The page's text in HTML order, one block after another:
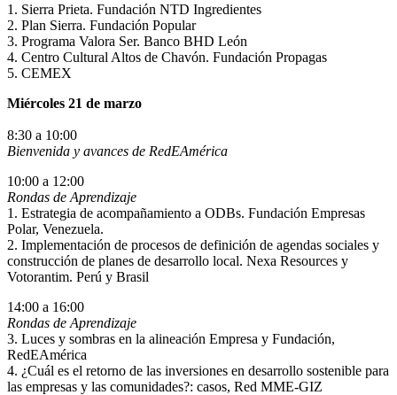
1. Sierra Prieta. Fundación NTD Ingredientes
2. Plan Sierra. Fundación Popular
3. Programa Valora Ser. Banco BHD León
4. Centro Cultural Altos de Chavón. Fundación Propagas
5. CEMEX
Miércoles 21 de marzo
8:30 a 10:00
Bienvenida y avances de RedEAmérica
10:00 a 12:00
Rondas de Aprendizaje
1. Estrategia de acompañamiento a ODBs. Fundación Empresas
Polar, Venezuela.
2. Implementación de procesos de definición de agendas sociales y
construcción de planes de desarrollo local. Nexa Resources y
Votorantim. Perú y Brasil
14:00 a 16:00
Rondas de Aprendizaje
3. Luces y sombras en la alineación Empresa y Fundación,
RedEAmérica
4. ¿Cuál es el retorno de las inversiones en desarrollo sostenible para
las empresas y las comunidades?: casos, Red MME-GIZ